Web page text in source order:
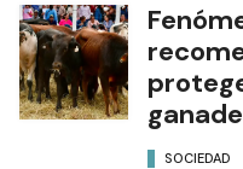
SOCIEDAD